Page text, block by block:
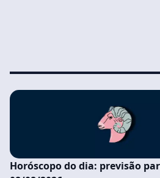
Horóscopo do dia: previsão